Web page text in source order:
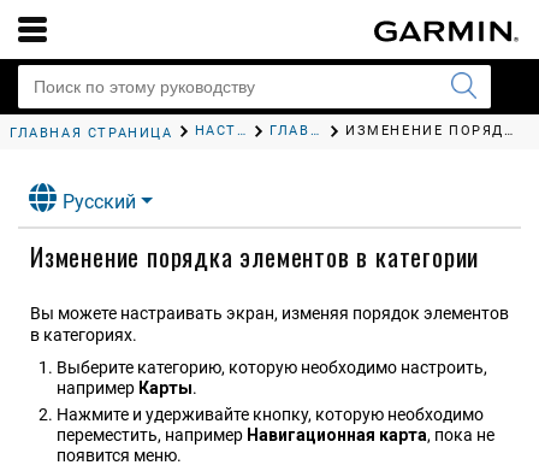
ГЛАВНАЯ СТРАНИЦА НАСТРОЙКА КАРТПЛОТТЕРА ГЛАВНЫЙ ЭКРАН ИЗМЕНЕНИЕ ПОРЯДКА ЭЛЕМЕНТОВ В КАТЕГОРИИ
Русский
Изменение порядка элементов в категории
Вы можете настраивать экран, изменяя порядок элементов
в категориях.
Выберите категорию, которую необходимо настроить,
например Карты.
Нажмите и удерживайте кнопку, которую необходимо
переместить, например Навигационная карта, пока не
появится меню.